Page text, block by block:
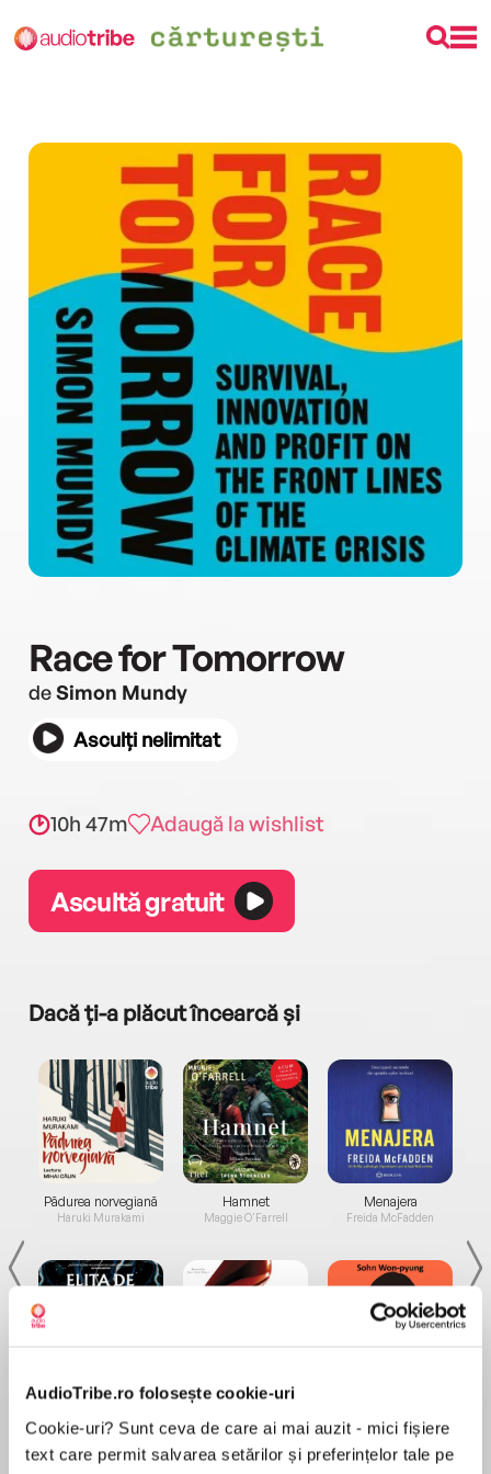
AudioTribe.ro folosește cookie-uri
Cookie-uri? Sunt ceva de care ai mai auzit - mici fișiere
text care permit salvarea setărilor și preferințelor tale pe
Race for Tomorrow
deSimon Mundy
Asculți nelimitat
10h 47m Adaugă la wishlist
Ascultă gratuit
Dacă ți-a plăcut încearcă și
Pădurea norvegiană
Haruki Murakami
Elita de Argint (Elita
de...
Dani Francis
Hamnet
Maggie O'Farrell
Diavolul se îmbracă de
Lauren Weisberger
Menajera
Freida McFadden
Sohn Won-pyung